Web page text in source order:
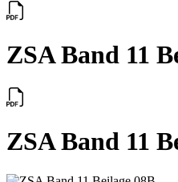
ZSA Band 11
ZSA Band 11